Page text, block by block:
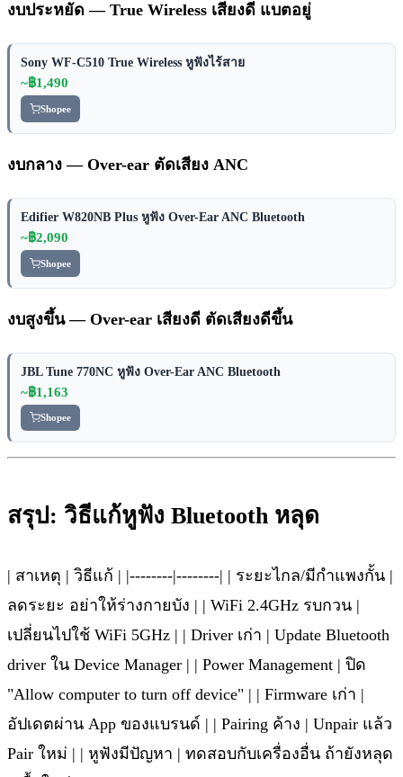
งบประหยัด — True Wireless เสียงดี แบตอยู่
Sony WF-C510 True Wireless หูฟังไร้สาย
~฿1,490
Shopee
งบกลาง — Over-ear ตัดเสียง ANC
Edifier W820NB Plus หูฟัง Over-Ear ANC Bluetooth
~฿2,090
Shopee
งบสูงขึ้น — Over-ear เสียงดี ตัดเสียงดีขึ้น
JBL Tune 770NC หูฟัง Over-Ear ANC Bluetooth
~฿1,163
Shopee
สรุป: วิธีแก้หูฟัง Bluetooth หลุด
| สาเหตุ | วิธีแก้ | |--------|--------| | ระยะไกล/มีกำแพงกั้น |
ลดระยะ อย่าให้ร่างกายบัง | | WiFi 2.4GHz รบกวน |
เปลี่ยนไปใช้ WiFi 5GHz | | Driver เก่า | Update Bluetooth
driver ใน Device Manager | | Power Management | ปิด
"Allow computer to turn off device" | | Firmware เก่า |
อัปเดตผ่าน App ของแบรนด์ | | Pairing ค้าง | Unpair แล้ว
Pair ใหม่ | | หูฟังมีปัญหา | ทดสอบกับเครื่องอื่น ถ้ายังหลุด